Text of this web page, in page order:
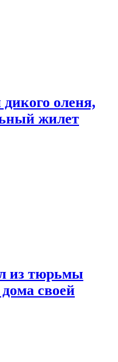
оленя,
жилет
из тюрьмы
своей